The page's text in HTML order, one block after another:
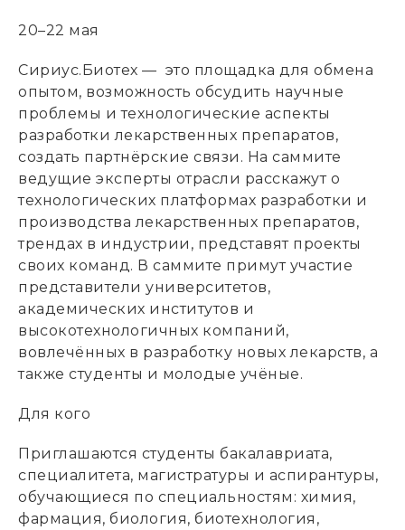
20–22 мая
Сириус.Биотех — это площадка для обмена
опытом, возможность обсудить научные
проблемы и технологические аспекты
разработки лекарственных препаратов,
создать партнёрские связи. На саммите
ведущие эксперты отрасли расскажут о
технологических платформах разработки и
производства лекарственных препаратов,
трендах в индустрии, представят проекты
своих команд. В саммите примут участие
представители университетов,
академических институтов и
высокотехнологичных компаний,
вовлечённых в разработку новых лекарств, а
также студенты и молодые учёные.
Для кого
Приглашаются студенты бакалавриата,
специалитета, магистратуры и аспирантуры,
обучающиеся по специальностям: химия,
фармация, биология, биотехнология,